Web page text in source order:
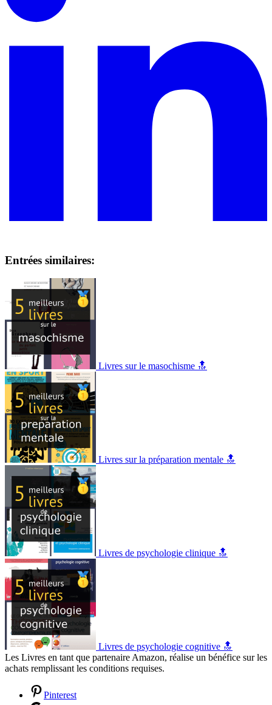
Entrées similaires:
Livres sur le masochisme 🔝
Livres sur la préparation mentale 🔝
Livres de psychologie clinique 🔝
Livres de psychologie cognitive 🔝
Les Livres en tant que partenaire Amazon, réalise un bénéfice sur les
achats remplissant les conditions requises.
Pinterest